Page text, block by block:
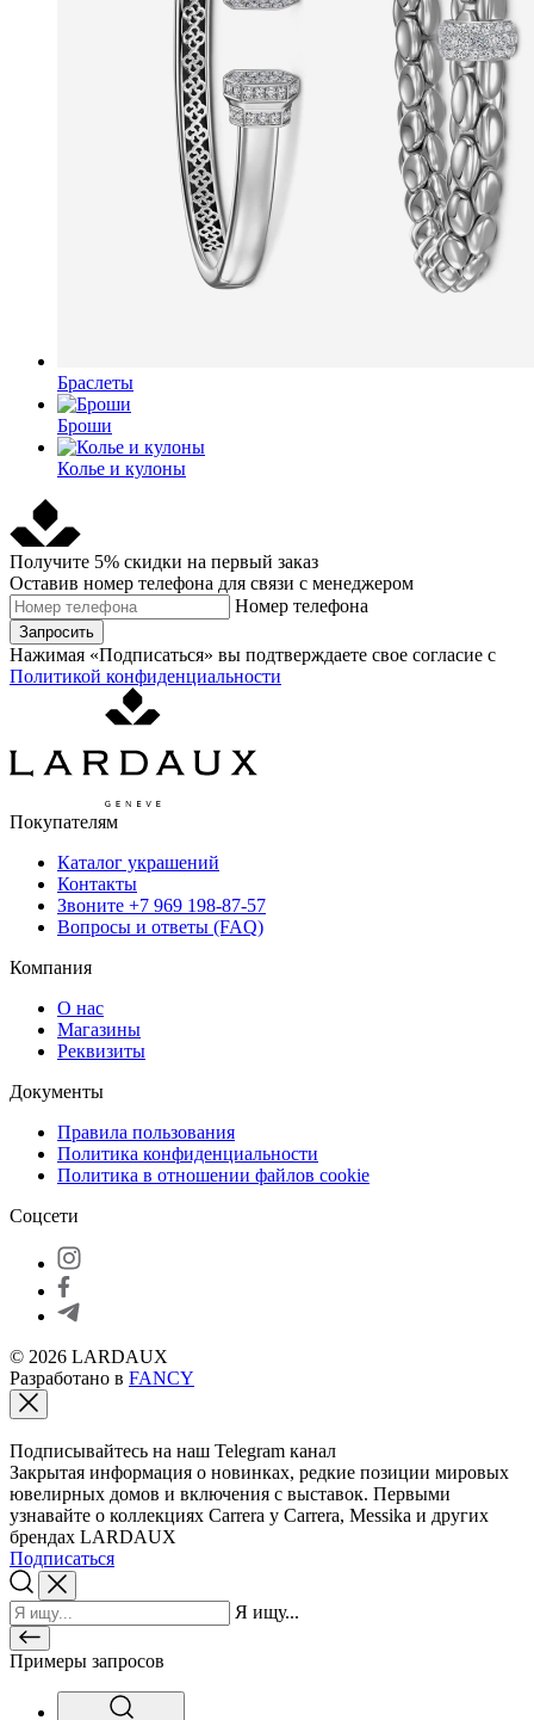
Браслеты
Броши
Колье и кулоны
Получите 5% скидки на первый заказ
Оставив номер телефона для связи с менеджером
Номер телефона
Запросить
Нажимая «Подписаться» вы подтверждаете свое согласие с
Политикой конфиденциальности
Покупателям
Каталог украшений
Контакты
Звоните +7 969 198-87-57
Вопросы и ответы (FAQ)
Компания
О нас
Магазины
Реквизиты
Документы
Правила пользования
Политика конфиденциальности
Политика в отношении файлов cookie
Соцсети
© 2026 LARDAUX
Разработано в FANCY
Подписывайтесь на наш Telegram канал
Закрытая информация о новинках, редкие позиции мировых
ювелирных домов и включения с выставок. Первыми
узнавайте о коллекциях Carrera y Carrera, Messika и других
брендах LARDAUX
Подписаться
Я ищу...
Примеры запросов